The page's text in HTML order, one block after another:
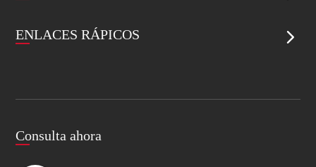
ENLACES RÁPICOS 
Consulta ahora